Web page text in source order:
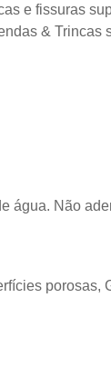
e fissuras
& Trincas
água. Não
porosas,